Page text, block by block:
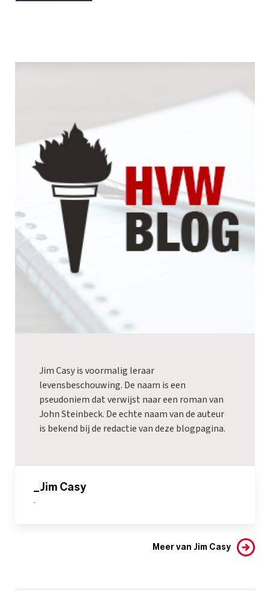
Jim Casy is voormalig leraar
levensbeschouwing. De naam is een
pseudoniem dat verwijst naar een roman van
John Steinbeck. De echte naam van de auteur
is bekend bij de redactie van deze blogpagina.
_Jim Casy
-
Meer van Jim Casy